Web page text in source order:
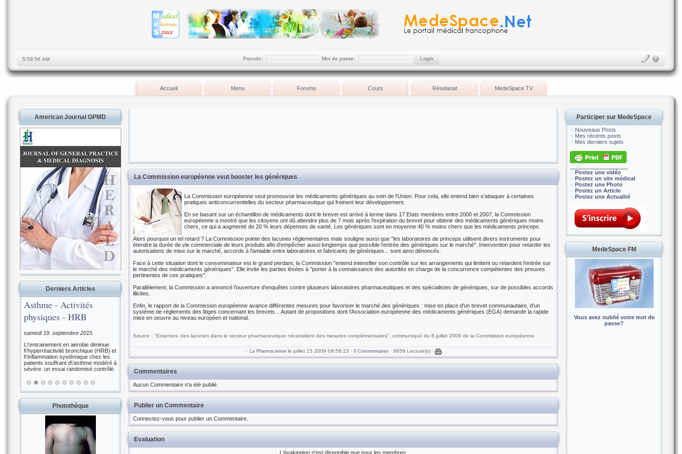
Pseudo: Mot de passe:
Accueil Menu Forums Cours Résidanat MedeSpace TV
American Journal GPMD
Derniers Articles
Asthme - Activités
physiques - HRB
samedi 19. septembre 2015
L\'entrainement en aérobie diminue
l\'hyperréactivité bronchique (HRB) et
l\'inflammation systémique chez les
patients souffrant d\'asthme modéré à
sévère: un essai randomisé contrôlé.
Photothèque
La Commission européenne veut booster les génériques
La Commission européenne veut promouvoir les médicaments génériques au sein de l'Union. Pour cela, elle entend bien s'attaquer à certaines
pratiques anticoncurrentielles du secteur pharmaceutique qui freinent leur développement.
En se basant sur un échantillon de médicaments dont le brevet est arrivé à terme dans 17 Etats membres entre 2000 et 2007, la Commission
européenne a montré que les citoyens ont dû attendre plus de 7 mois après l'expiration du brevet pour obtenir des médicaments génériques moins
chers, ce qui a augmenté de 20 % leurs dépenses de santé. Les génériques sont en moyenne 40 % moins chers que les médicaments princeps.
Alors pourquoi un tel retard ? La Commission pointe des lacunes règlementaires mais souligne aussi que "les laboratoires de princeps utilisent divers instruments pour
étendre la durée de vie commerciale de leurs produits afin d'empêcher aussi longtemps que possible l'entrée des génériques sur le marché". Intervention pour retarder les
autorisations de mise sur le marché, accords à l'amiable entre laboratoires et fabricants de génériques... sont ainsi dénoncés.
Face à cette situation dont le consommateur est le grand perdant, la Commission "entend intensifier son contrôle sur les arrangements qui limitent ou retardent l'entrée sur
le marché des médicaments génériques". Elle invite les parties lésées à "porter à la connaissance des autorités en charge de la concurrence compétentes des preuves
pertinentes de ces pratiques".
Parallèlement, la Commission a annoncé l'ouverture d'enquêtes contre plusieurs laboratoires pharmaceutiques et des spécialistes de génériques, sur de possibles accords
illicites.
Enfin, le rapport de la Commission européenne avance différentes mesures pour favoriser le marché des génériques : mise en place d'un brevet communautaire, d'un
système de règlements des litiges concernant les brevets... Autant de propositions dont l'Association européenne des médicaments génériques (EGA) demande la rapide
mise en oeuvre au niveau européen et national.
Source : "Ententes: des lacunes dans le secteur pharmaceutique nécessitent des mesures complémentaires", communiqué du 8 juillet 2009 de la Commission européenne
La Pharmacienne le juillet 15 2009 09:58:23 · 0 Commentaires · 8659 Lecture(s) ·
Commentaires
Aucun Commentaire n'a été publié.
Publier un Commentaire
Connectez-vous pour publier un Commentaire.
Evaluation
L'évalutation n'est disponible que pour les membres.
Participer sur MedeSpace
Nouveaux Posts
Mes récents posts
Mes derniers sujets
Postez une vidéo
Postez un site médical
Postez une Photo
Postez un Article
Postez une Actualité
MedeSpace FM
Vous avez oublié votre mot de
passe?